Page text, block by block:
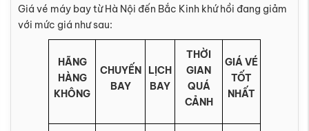
Giá vé máy bay từ Hà Nội đến Bắc Kinh khứ hồi đang giảm
với mức giá như sau:
HÃNG
HÀNG
KHÔNG
CHUYẾN
BAY
LỊCH
BAY
THỜI
GIAN
QUÁ
CẢNH
GIÁ VÉ
TỐT
NHẤT